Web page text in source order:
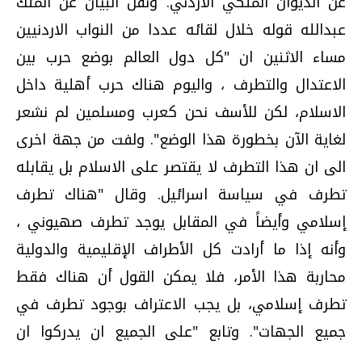
عبدالله قوله خلال لقائه عددا من النواب الاردنيين
مساء الاثنين ان "كل دول العالم بوضع حرب بين
الاعتدال والتطرف ، واليوم هناك حرب أهلية داخل
الاسلام، لكن للأسف نحن كعرب ومسلمين لم نشعر
لغاية الآن بخطورة هذا الوضع". ولفت من جهة اخرى
الى ان هذا التطرف لا يقتصر على الاسلام بل يقابله
تطرف في سياسة اسرائيل. وقال "هناك تطرف
إسلامي وأيضاً في المقابل يوجد تطرف صهيوني ،
وأنه إذا ما أرادت كل الأطراف الإقليمية والدولية
محاربة هذا الأمر، فلا يمكن القول أن هناك فقط
تطرف إسلامي، بل يجب الاعتراف بوجود تطرف في
جميع الجهات". وتابع "على الجميع ان يدركوا ان